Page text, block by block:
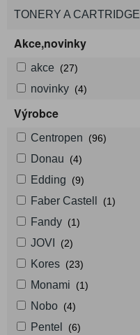
TONERY A CARTRIDGE
Akce,novinky
akce (27)
novinky (4)
Výrobce
Centropen (96)
Donau (4)
Edding (9)
Faber Castell (1)
Fandy (1)
JOVI (2)
Kores (23)
Monami (1)
Nobo (4)
Pentel (6)